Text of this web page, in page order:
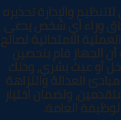
والإدارة تحذيره
وراء أي شخص يدعى
الامتحانية لصالح
الجهاز قام بتحصين
عبث بشري، وذلك
العدالة والنزاهة
ولضمان اختيار
العامة.